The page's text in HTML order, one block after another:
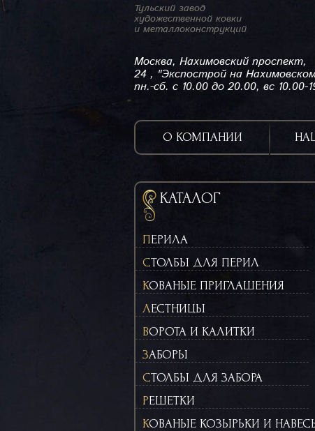
Тульский завод
художественной ковки
и металлоконструкций
Москва, Нахимовский проспект,
24 , "Экспострой на
пн.-сб. с 10.00 до 20.00, вс 10.00-
О КОМПАНИИ
КАТАЛОГ
ПЕРИЛА
СТОЛБЫ ДЛЯ ПЕРИЛ
КОВАНЫЕ ПРИГЛАШЕНИЯ
ЛЕСТНИЦЫ
ВОРОТА И КАЛИТКИ
ЗАБОРЫ
СТОЛБЫ ДЛЯ ЗАБОРА
РЕШЕТКИ
КОВАНЫЕ КОЗЫРЬКИ И